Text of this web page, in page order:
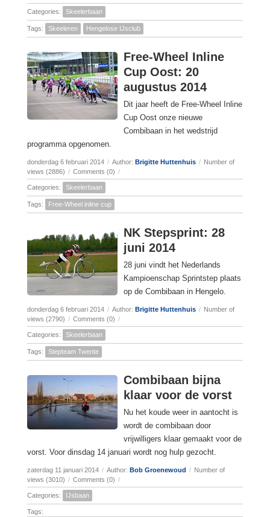
Categories: Skeelerbaan
Tags: Skeeleren Hengelose IJsclub
Free-Wheel Inline
Cup Oost: 20
augustus 2014
Dit jaar heeft de Free-Wheel Inline
Cup Oost onze nieuwe
Combibaan in het wedstrijd
programma opgenomen.
donderdag 6 februari 2014 / Author: Brigitte Huttenhuis / Number of
views (2886) / Comments (0) /
Categories: Skeelerbaan
Tags: Free-Wheel inline cup
NK Stepsprint: 28
juni 2014
28 juni vindt het Nederlands
Kampioenschap Sprintstep plaats
op de Combibaan in Hengelo.
donderdag 6 februari 2014 / Author: Brigitte Huttenhuis / Number of
views (2790) / Comments (0) /
Categories: Skeelerbaan
Tags: Stepteam Twente
Combibaan bijna
klaar voor de vorst
Nu het koude weer in aantocht is
wordt de combibaan door
vrijwilligers klaar gemaakt voor de
vorst. Voor dinsdag 14 januari wordt nog hulp gezocht.
zaterdag 11 januari 2014 / Author: Bob Groenewoud / Number of
views (3010) / Comments (0) /
Categories: IJsbaan
Tags: